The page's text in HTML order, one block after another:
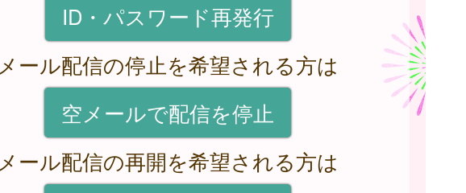
ID・パスワード再発行
メール配信の停止を希望される方は
空メールで配信を停止
メール配信の再開を希望される方は